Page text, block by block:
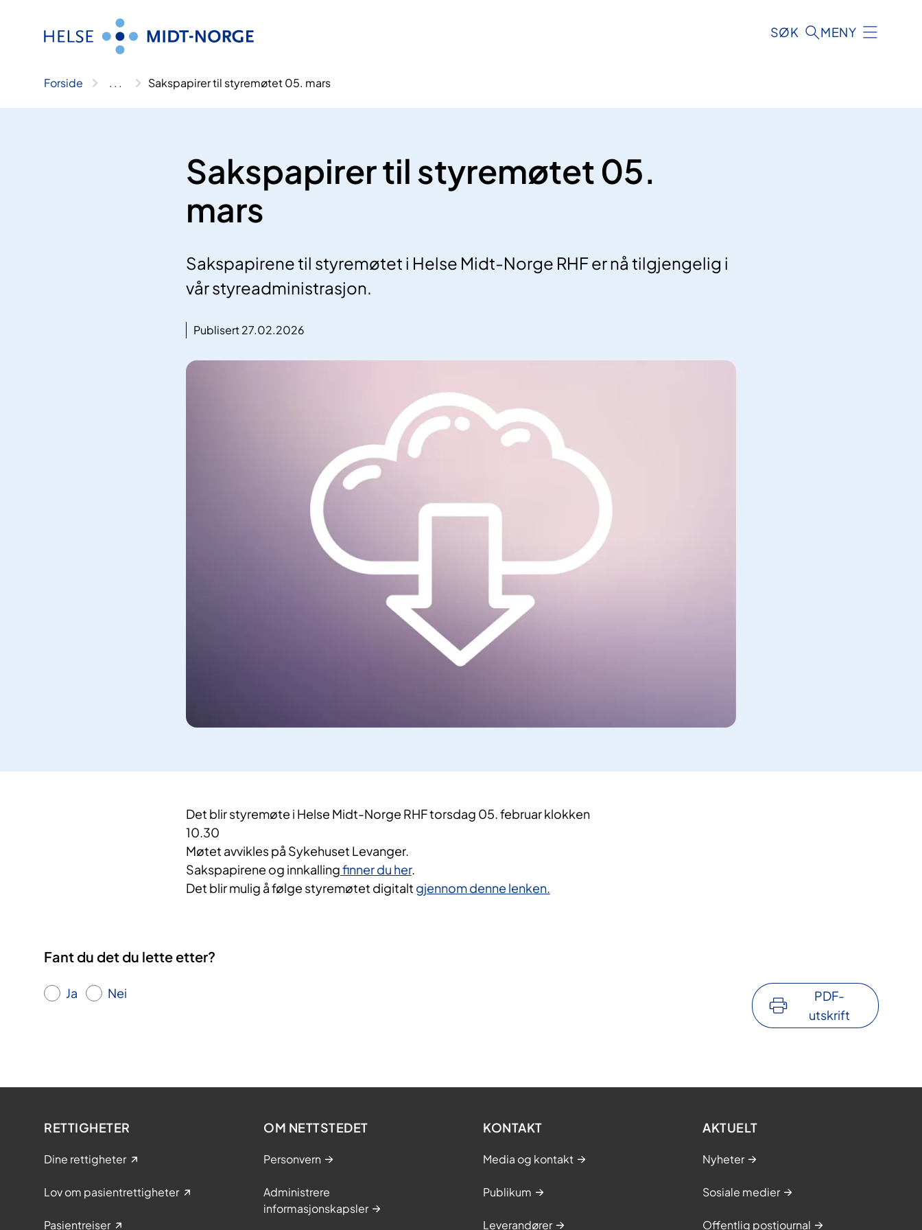
SØK MENY
Forside .. . Sakspapirer til styremøtet 05. mars
Sakspapirer til styremøtet 05.
mars
Sakspapirene til styremøtet i Helse Midt-Norge RHF er nå tilgjengelig i
vår styreadministrasjon.
Publisert 27.02.2026
Det blir styremøte i Helse Midt-Norge RHF torsdag 05. februar klokken
10.30
Møtet avvikles på Sykehuset Levanger.
Sakspapirene og innkallingfinner du her.
Det blir mulig å følge styremøtet digitalt gjennom denne lenken.
Fant du det du lette etter?
Ja Nei
PDF-
utskrift
RETTIGHETER
Dine rettigheter
Lov om pasientrettigheter
Pasientreiser
OM NETTSTEDET
Personvern
Administrere
informasjonskapsler
KONTAKT
Media og kontakt
Publikum
Leverandører
AKTUELT
Nyheter
Sosiale medier
Offentlig postjournal